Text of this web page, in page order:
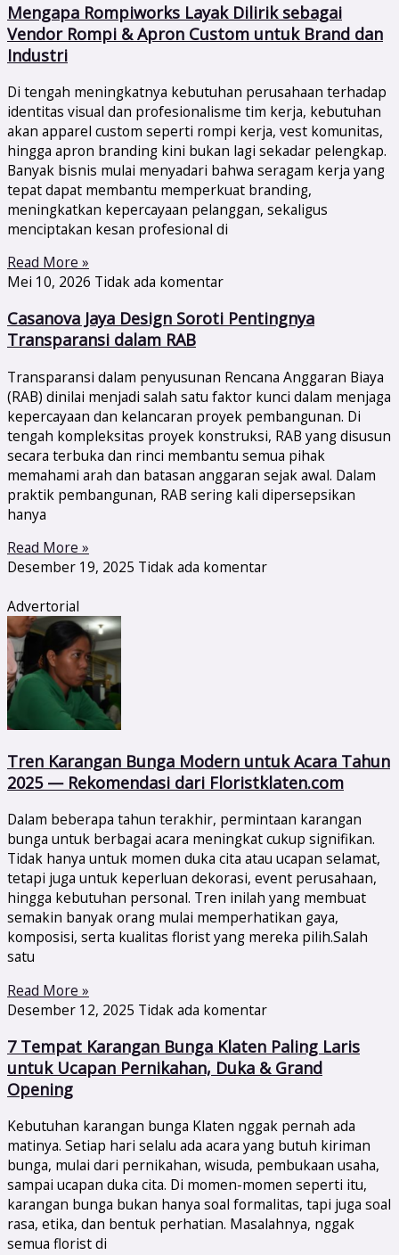
Mengapa Rompiworks Layak Dilirik sebagai
Vendor Rompi & Apron Custom untuk Brand dan
Industri
Di tengah meningkatnya kebutuhan perusahaan terhadap
identitas visual dan profesionalisme tim kerja, kebutuhan
akan apparel custom seperti rompi kerja, vest komunitas,
hingga apron branding kini bukan lagi sekadar pelengkap.
Banyak bisnis mulai menyadari bahwa seragam kerja yang
tepat dapat membantu memperkuat branding,
meningkatkan kepercayaan pelanggan, sekaligus
menciptakan kesan profesional di
Read More »
Mei 10, 2026 Tidak ada komentar
Casanova Jaya Design Soroti Pentingnya
Transparansi dalam RAB
Transparansi dalam penyusunan Rencana Anggaran Biaya
(RAB) dinilai menjadi salah satu faktor kunci dalam menjaga
kepercayaan dan kelancaran proyek pembangunan. Di
tengah kompleksitas proyek konstruksi, RAB yang disusun
secara terbuka dan rinci membantu semua pihak
memahami arah dan batasan anggaran sejak awal. Dalam
praktik pembangunan, RAB sering kali dipersepsikan
hanya
Read More »
Desember 19, 2025 Tidak ada komentar
Advertorial
Tren Karangan Bunga Modern untuk Acara Tahun
2025 — Rekomendasi dari Floristklaten.com
Dalam beberapa tahun terakhir, permintaan karangan
bunga untuk berbagai acara meningkat cukup signifikan.
Tidak hanya untuk momen duka cita atau ucapan selamat,
tetapi juga untuk keperluan dekorasi, event perusahaan,
hingga kebutuhan personal. Tren inilah yang membuat
semakin banyak orang mulai memperhatikan gaya,
komposisi, serta kualitas florist yang mereka pilih.Salah
satu
Read More »
Desember 12, 2025 Tidak ada komentar
7 Tempat Karangan Bunga Klaten Paling Laris
untuk Ucapan Pernikahan, Duka & Grand
Opening
Kebutuhan karangan bunga Klaten nggak pernah ada
matinya. Setiap hari selalu ada acara yang butuh kiriman
bunga, mulai dari pernikahan, wisuda, pembukaan usaha,
sampai ucapan duka cita. Di momen-momen seperti itu,
karangan bunga bukan hanya soal formalitas, tapi juga soal
rasa, etika, dan bentuk perhatian. Masalahnya, nggak
semua florist di